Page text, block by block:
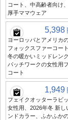
コート、中高齢者向け
厚手ママウェア
5,398
ヨーロッパとアメリカ
フォックスファーコー
冬の暖かいミッドレン
パッチワークの女性用
コート
1,949
フェイクオッターラビ
女性用、2026年冬 新し
ンドカラー、ふかふか